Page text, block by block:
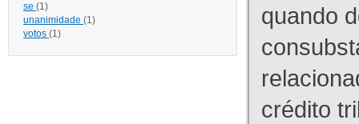
se (1)
unanimidade (1)
votos (1)
quando
crédito